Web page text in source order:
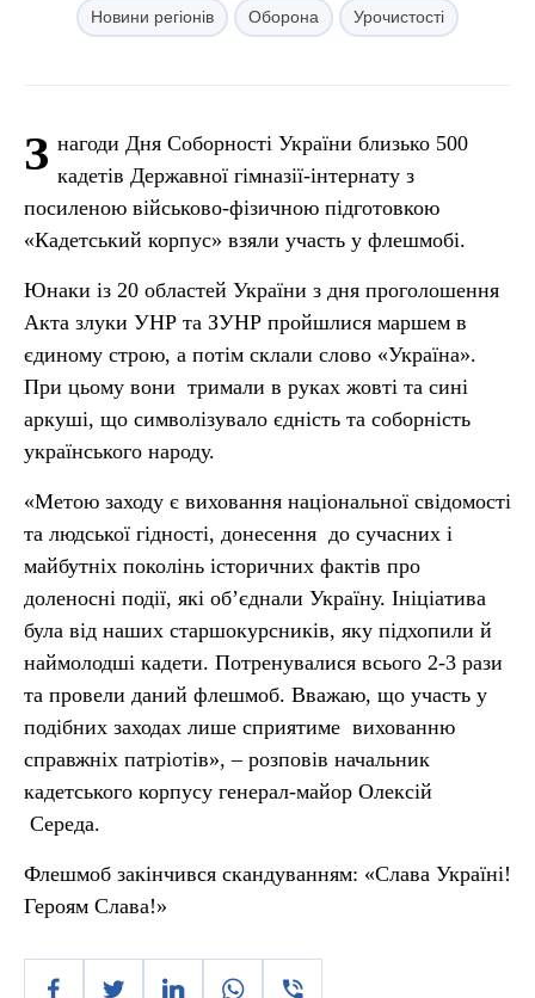
Новини регіонів Оборона Урочистості
З нагоди Дня Соборності України близько 500
кадетів Державної гімназії-інтернату з
посиленою військово-фізичною підготовкою
«Кадетський корпус» взяли участь у флешмобі.
Юнаки із 20 областей України з дня проголошення
Акта злуки УНР та ЗУНР пройшлися маршем в
єдиному строю, а потім склали слово «Україна».
При цьому вони тримали в руках жовті та сині
аркуші, що символізувало єдність та соборність
українського народу.
«Метою заходу є виховання національної свідомості
та людської гідності, донесення до сучасних і
майбутніх поколінь історичних фактів про
доленосні події, які об’єднали Україну. Ініціатива
була від наших старшокурсників, яку підхопили й
наймолодші кадети. Потренувалися всього 2-3 рази
та провели даний флешмоб. Вважаю, що участь у
подібних заходах лише сприятиме вихованню
справжніх патріотів», – розповів начальник
кадетського корпусу генерал-майор Олексій
Середа.
Флешмоб закінчився скандуванням: «Слава Україні!
Героям Слава!»